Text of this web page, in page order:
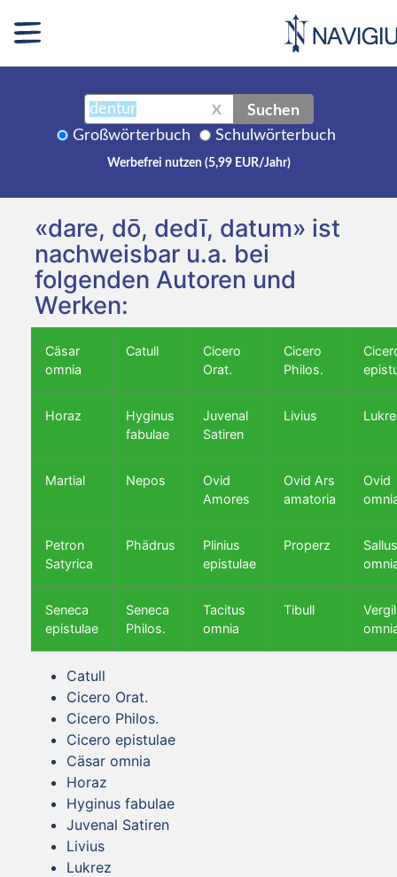
X Suchen
Großwörterbuch Schulwörterbuch
Werbefrei nutzen (5,99 EUR/Jahr)
«dare, dō, dedī, datum» ist
nachweisbar u.a. bei
folgenden Autoren und
Werken:
Cäsar
omnia
Catull
Cicero
Orat.
Cicero
Philos.
Horaz
Hyginus
fabulae
Juvenal
Satiren
Livius
Martial Nepos
Ovid
Amores
Ovid Ars
amatoria
Ovid
Petron
Satyrica
Phädrus
Plinius
epistulae
Properz
Seneca
epistulae
Seneca
Philos.
Tacitus
omnia
Tibull
Vergil
Catull
Cicero Orat.
Cicero Philos.
Cicero epistulae
Cäsar omnia
Horaz
Hyginus fabulae
Juvenal Satiren
Livius
Lukrez